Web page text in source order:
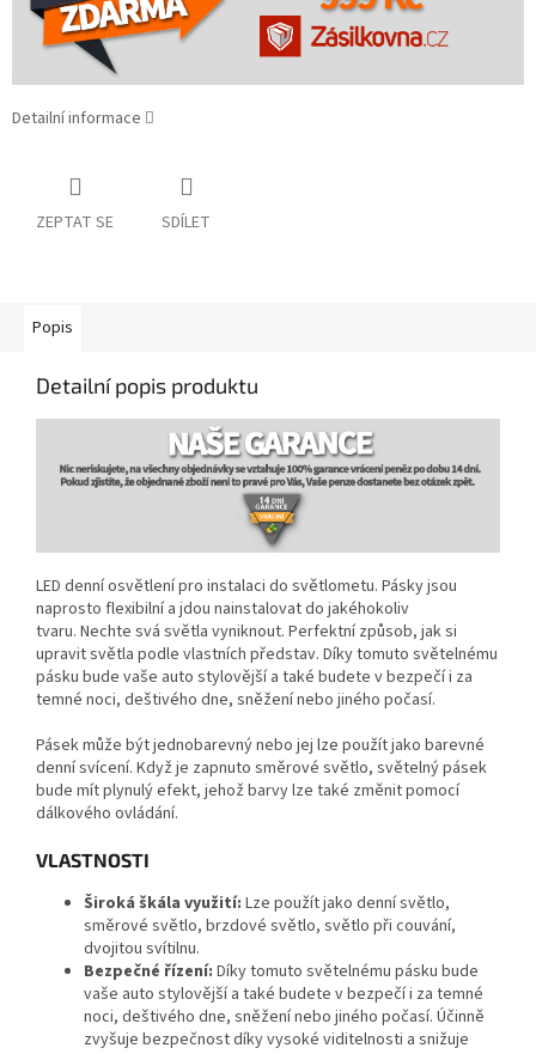
Detailní informace
ZEPTAT SE SDÍLET
Popis
Detailní popis produktu
LED denní osvětlení pro instalaci do světlometu. Pásky jsou
naprosto flexibilní a jdou nainstalovat do jakéhokoliv
tvaru. Nechte svá světla vyniknout. Perfektní způsob, jak si
upravit světla podle vlastních představ. Díky tomuto světelnému
pásku bude vaše auto stylovější a také budete v bezpečí i za
temné noci, deštivého dne, sněžení nebo jiného počasí.
Pásek může být jednobarevný nebo jej lze použít jako barevné
denní svícení. Když je zapnuto směrové světlo, světelný pásek
bude mít plynulý efekt, jehož barvy lze také změnit pomocí
dálkového ovládání.
VLASTNOSTI
Široká škála využití: Lze použít jako denní světlo,
směrové světlo, brzdové světlo, světlo při couvání,
dvojitou svítilnu.
Bezpečné řízení: Díky tomuto světelnému pásku bude
vaše auto stylovější a také budete v bezpečí i za temné
noci, deštivého dne, sněžení nebo jiného počasí. Účinně
zvyšuje bezpečnost díky vysoké viditelnosti a snižuje